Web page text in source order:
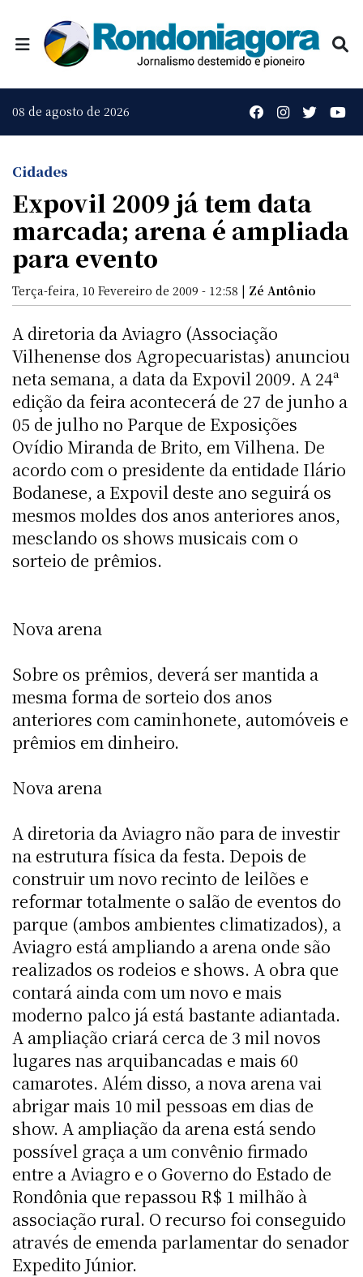
08 de agosto de 2026
Cidades
Expovil 2009 já tem data
marcada; arena é ampliada
para evento
Terça-feira, 10 Fevereiro de 2009 - 12:58 | Zé Antônio
A diretoria da Aviagro (Associação
Vilhenense dos Agropecuaristas) anunciou
neta semana, a data da Expovil 2009. A 24ª
edição da feira acontecerá de 27 de junho a
05 de julho no Parque de Exposições
Ovídio Miranda de Brito, em Vilhena. De
acordo com o presidente da entidade Ilário
Bodanese, a Expovil deste ano seguirá os
mesmos moldes dos anos anteriores anos,
mesclando os shows musicais com o
sorteio de prêmios.
Nova arena
Sobre os prêmios, deverá ser mantida a
mesma forma de sorteio dos anos
anteriores com caminhonete, automóveis e
prêmios em dinheiro.
Nova arena
A diretoria da Aviagro não para de investir
na estrutura física da festa. Depois de
construir um novo recinto de leilões e
reformar totalmente o salão de eventos do
parque (ambos ambientes climatizados), a
Aviagro está ampliando a arena onde são
realizados os rodeios e shows. A obra que
contará ainda com um novo e mais
moderno palco já está bastante adiantada.
A ampliação criará cerca de 3 mil novos
lugares nas arquibancadas e mais 60
camarotes. Além disso, a nova arena vai
abrigar mais 10 mil pessoas em dias de
show. A ampliação da arena está sendo
possível graça a um convênio firmado
entre a Aviagro e o Governo do Estado de
Rondônia que repassou R$ 1 milhão à
associação rural. O recurso foi conseguido
através de emenda parlamentar do senador
Expedito Júnior.